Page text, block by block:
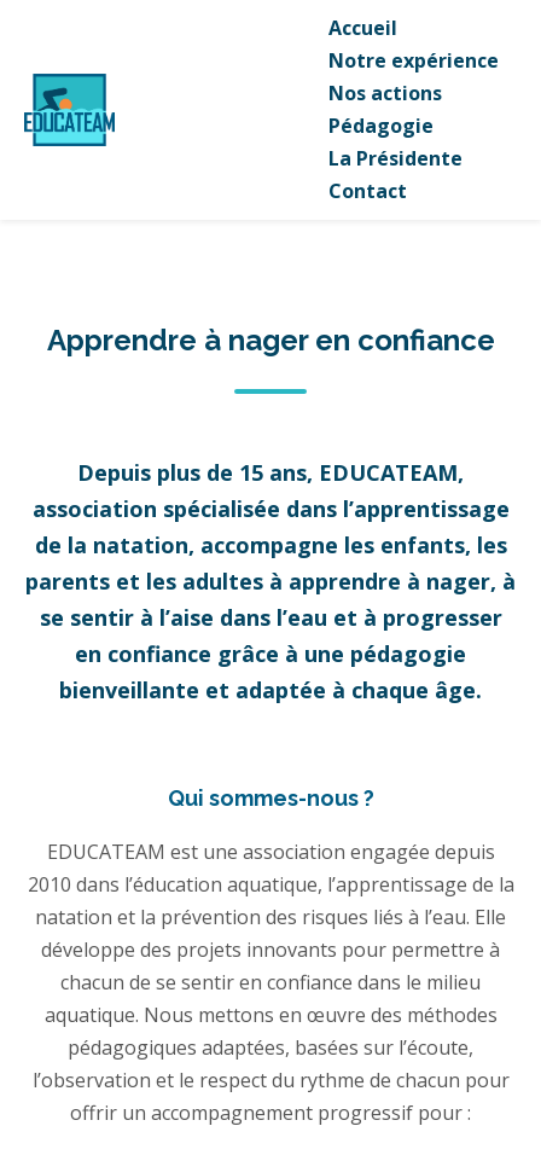
Accueil
Notre expérience
Nos actions
Pédagogie
La Présidente
Contact
Apprendre à nager en confiance
Depuis plus de 15 ans, EDUCATEAM,
association spécialisée dans l’apprentissage
de la natation, accompagne les enfants, les
parents et les adultes à apprendre à nager, à
se sentir à l’aise dans l’eau et à progresser
en confiance grâce à une pédagogie
bienveillante et adaptée à chaque âge.
Qui sommes-nous ?
EDUCATEAM est une association engagée depuis
2010 dans l’éducation aquatique, l’apprentissage de la
natation et la prévention des risques liés à l’eau. Elle
développe des projets innovants pour permettre à
chacun de se sentir en confiance dans le milieu
aquatique. Nous mettons en œuvre des méthodes
pédagogiques adaptées, basées sur l’écoute,
l’observation et le respect du rythme de chacun pour
offrir un accompagnement progressif pour :